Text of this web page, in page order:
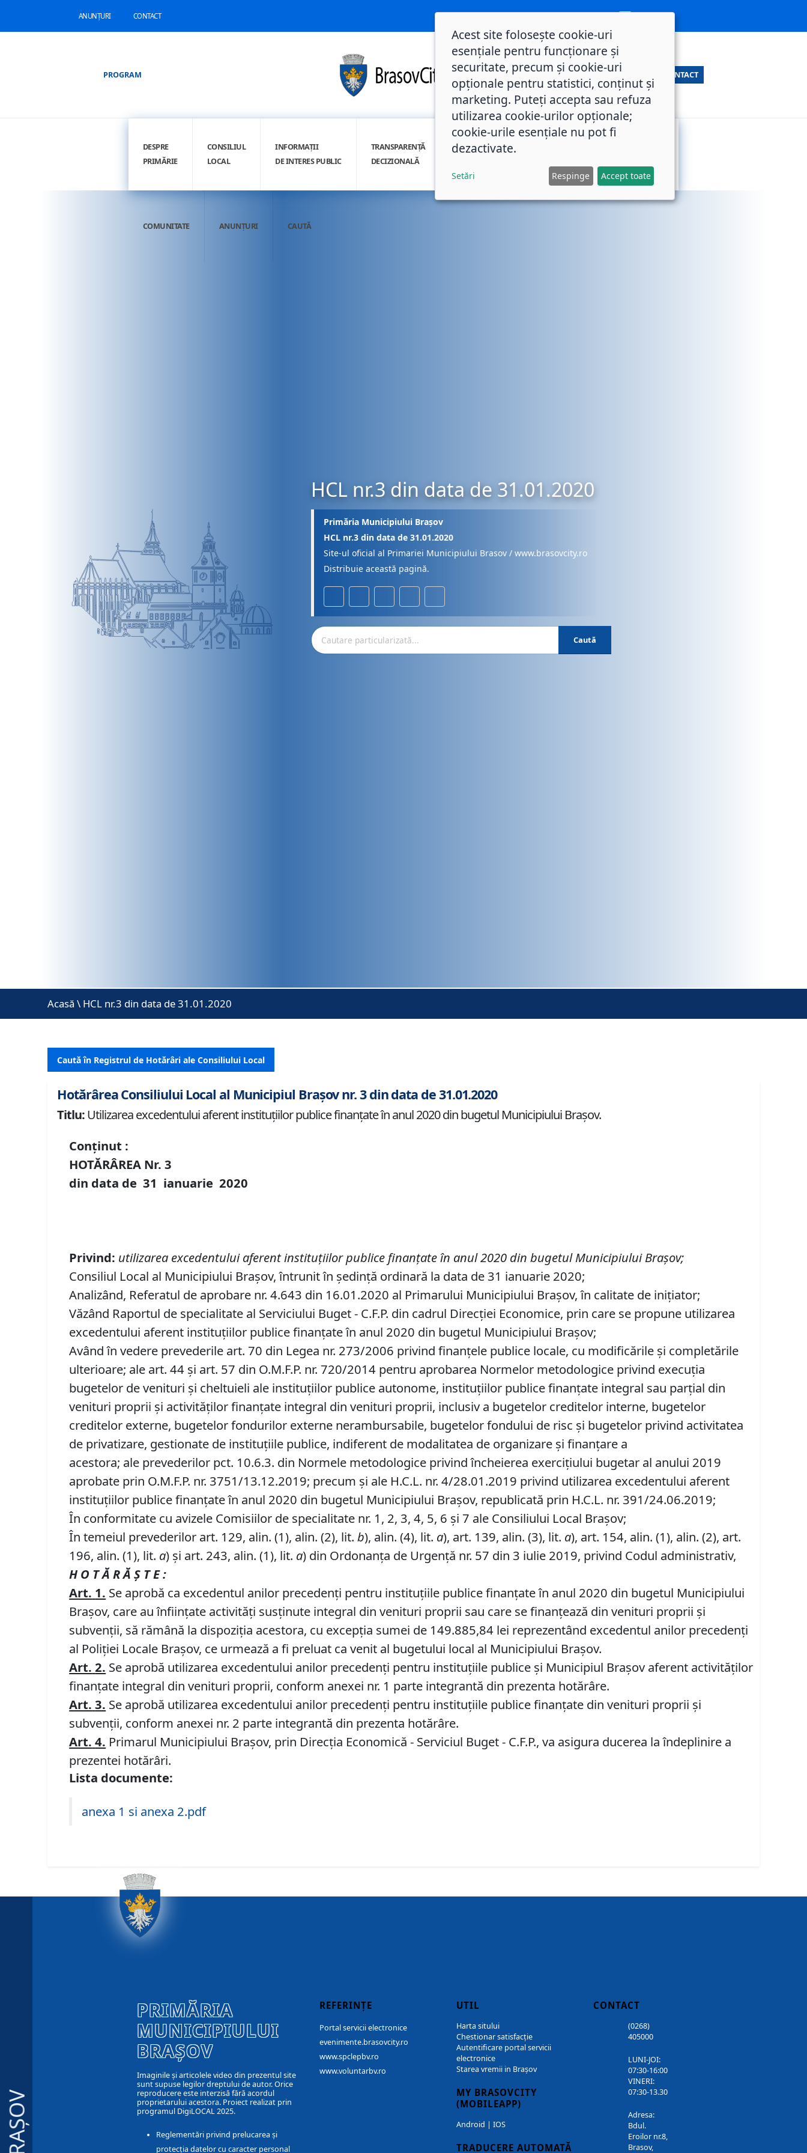
ANUNȚURI CONTACT
PROGRAM CONTACT
DESPRE
PRIMĂRIE
CONSILIUL
LOCAL
INFORMAȚII
DE INTERES PUBLIC
TRANSPARENȚĂ
DECIZIONALĂ
INTEGRITATE
COMUNITATE ANUNȚURI CAUTĂ
HCL nr.3 din data de 31.01.2020
Primăria Municipiului Brașov
HCL nr.3 din data de 31.01.2020
Site-ul oficial al Primariei Municipiului Brasov / www.brasovcity.ro
Distribuie această pagină.
Caută
Acasă \ HCL nr.3 din data de 31.01.2020
Caută în Registrul de Hotărâri ale Consiliului Local
Hotărârea Consiliului Local al Municipiul Brașov nr. 3 din data de 31.01.2020
Titlu:Utilizarea excedentului aferent instituţiilor publice finanţate în anul 2020 din bugetul Municipiului Braşov.
Conținut :
HOTĂRÂREA Nr.3
din data de 31 ianuarie2020
Privind: utilizarea excedentului aferent instituţiilor publice finanţate în anul 2020 din bugetul Municipiului Braşov;
Consiliul Local al Municipiului Brașov, întrunit în ședință ordinară la data de 31 ianuarie 2020;
Analizând, Referatul de aprobare nr. 4.643 din 16.01.2020 al Primarului Municipiului Braşov, în calitate de inițiator;
Văzând Raportul de specialitate al Serviciului Buget - C.F.P. din cadrul Direcţiei Economice, prin care se propune utilizarea
excedentului aferent instituţiilor publice finanţate în anul 2020 din bugetul Municipiului Braşov;
Având în vedere prevederile art. 70 din Legea nr. 273/2006 privind finanţele publice locale, cu modificările şi completările
ulterioare; ale art. 44 şi art. 57 din O.M.F.P. nr. 720/2014 pentru aprobarea Normelor metodologice privind execuţia
bugetelor de venituri şi cheltuieli ale instituţiilor publice autonome, instituţiilor publice finanţate integral sau parţial din
venituri proprii şi activităţilor finanţate integral din venituri proprii, inclusiv a bugetelor creditelor interne, bugetelor
creditelor externe, bugetelor fondurilor externe nerambursabile, bugetelor fondului de risc şi bugetelor privind activitatea
de privatizare, gestionate de instituţiile publice, indiferent de modalitatea de organizare şi finanţare a
acestora; ale prevederilor pct. 10.6.3. din Normele metodologice privind încheierea exerciţiului bugetar al anului 2019
aprobate prin O.M.F.P. nr. 3751/13.12.2019; precum şi ale H.C.L. nr. 4/28.01.2019 privind utilizarea excedentului aferent
instituțiilor publice finanțate în anul 2020 din bugetul Municipiului Brașov, republicată prin H.C.L. nr. 391/24.06.2019;
În conformitate cu avizele Comisiilor de specialitate nr. 1, 2, 3, 4, 5, 6 și 7 ale Consiliului Local Brașov;
În temeiul prevederilor art. 129, alin. (1), alin. (2), lit.b), alin. (4), lit. a), art. 139, alin. (3), lit. a), art. 154, alin. (1), alin. (2), art.
196, alin. (1), lit. a) și art. 243, alin. (1), lit. a) din Ordonanța de Urgență nr. 57 din 3 iulie 2019, privind Codul administrativ,
H O T Ă R Ă Ş T E :
Art. 1. Se aprobă ca excedentul anilor precedenţi pentru instituţiile publice finanţate în anul 2020 din bugetul Municipiului
Braşov, care au înfiinţate activităţi susţinute integral din venituri proprii sau care se finanţează din venituri proprii şi
subvenţii, să rămână la dispoziţia acestora, cu excepția sumei de 149.885,84 lei reprezentând excedentul anilor precedenți
al Poliției Locale Brașov, ce urmează a fi preluat ca venit al bugetului local al Municipiului Brașov.
Art. 2. Se aprobă utilizarea excedentului anilor precedenţi pentru instituţiile publice şi Municipiul Braşov aferent activităţilor
finanţate integral din venituri proprii, conform anexei nr. 1 parte integrantă din prezenta hotărâre.
Art. 3. Se aprobă utilizarea excedentului anilor precedenţi pentru instituţiile publice finanţate din venituri proprii şi
subvenţii, conform anexei nr. 2 parte integrantă din prezenta hotărâre.
Art. 4. Primarul Municipiului Braşov, prin Direcţia Economică - Serviciul Buget - C.F.P., va asigura ducerea la îndeplinire a
prezentei hotărâri.
Lista documente:
anexa 1 si anexa 2.pdf
BRAȘOV
PRIMĂRIA
MUNICIPIULUI
BRAȘOV
Imaginile și articolele video din prezentul site
sunt supuse legilor dreptului de autor. Orice
reproducere este interzisă fără acordul
proprietarului acestora. Proiect realizat prin
programul DigiLOCAL 2025.
Reglementări privind prelucarea și
protecția datelor cu caracter personal
REFERINȚE
Portal servicii electronice
evenimente.brasovcity.ro
www.spclepbv.ro
www.voluntarbv.ro
UTIL
Harta sitului
Chestionar satisfacție
Autentificare portal servicii
electronice
Starea vremii in Brașov
MY BRASOVCITY
(MOBILEAPP)
Android | IOS
TRADUCERE AUTOMATĂ
CONTACT
(0268)
405000
LUNI-JOI:
07:30-16:00
VINERI:
07:30-13.30
Adresa:
Bdul.
Eroilor nr.8,
Brasov,
Acest site folosește cookie-uri
esențiale pentru funcționare și
securitate, precum și cookie-uri
opționale pentru statistici, conținut și
marketing. Puteți accepta sau refuza
utilizarea cookie-urilor opționale;
cookie-urile esențiale nu pot fi
dezactivate.
Setări Respinge Accept toate